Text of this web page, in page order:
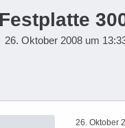
26. Oktober 2008 um
26. Oktober